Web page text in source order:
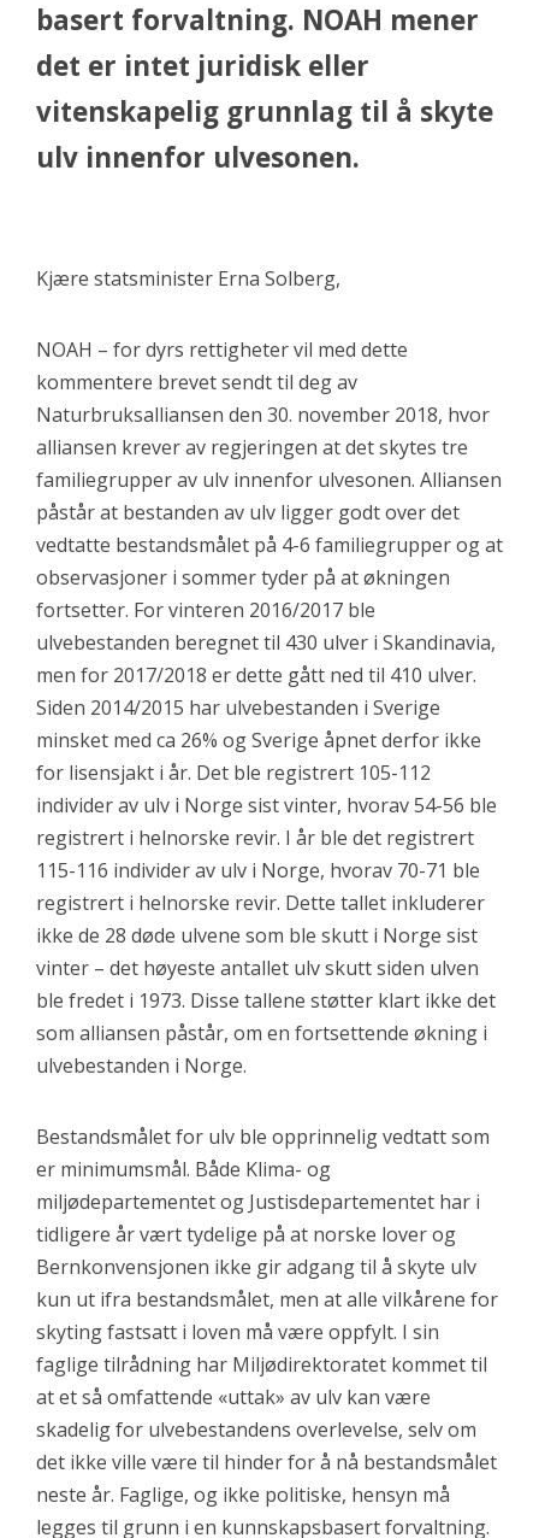
basert forvaltning. NOAH mener
det er intet juridisk eller
vitenskapelig grunnlag til å skyte
ulv innenfor ulvesonen.
Kjære statsminister Erna Solberg,
NOAH – for dyrs rettigheter vil med dette
kommentere brevet sendt til deg av
Naturbruksalliansen den 30. november 2018, hvor
alliansen krever av regjeringen at det skytes tre
familiegrupper av ulv innenfor ulvesonen. Alliansen
påstår at bestanden av ulv ligger godt over det
vedtatte bestandsmålet på 4-6 familiegrupper og at
observasjoner i sommer tyder på at økningen
fortsetter. For vinteren 2016/2017 ble
ulvebestanden beregnet til 430 ulver i Skandinavia,
men for 2017/2018 er dette gått ned til 410 ulver.
Siden 2014/2015 har ulvebestanden i Sverige
minsket med ca 26% og Sverige åpnet derfor ikke
for lisensjakt i år. Det ble registrert 105-112
individer av ulv i Norge sist vinter, hvorav 54-56 ble
registrert i helnorske revir. I år ble det registrert
115-116 individer av ulv i Norge, hvorav 70-71 ble
registrert i helnorske revir. Dette tallet inkluderer
ikke de 28 døde ulvene som ble skutt i Norge sist
vinter – det høyeste antallet ulv skutt siden ulven
ble fredet i 1973. Disse tallene støtter klart ikke det
som alliansen påstår, om en fortsettende økning i
ulvebestanden i Norge.
Bestandsmålet for ulv ble opprinnelig vedtatt som
er minimumsmål. Både Klima- og
miljødepartementet og Justisdepartementet har i
tidligere år vært tydelige på at norske lover og
Bernkonvensjonen ikke gir adgang til å skyte ulv
kun ut ifra bestandsmålet, men at alle vilkårene for
skyting fastsatt i loven må være oppfylt. I sin
faglige tilrådning har Miljødirektoratet kommet til
at et så omfattende «uttak» av ulv kan være
skadelig for ulvebestandens overlevelse, selv om
det ikke ville være til hinder for å nå bestandsmålet
neste år. Faglige, og ikke politiske, hensyn må
legges til grunn i en kunnskapsbasert forvaltning.